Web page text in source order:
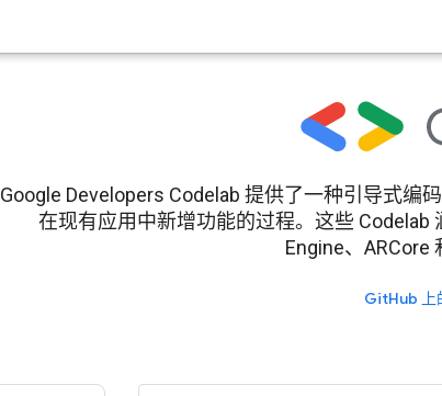
Google Developers Codelab 提供了一种引导式编
在现有应用中新增功能的过程。这些 Codelab
Engine、ARCore
GitHub 上